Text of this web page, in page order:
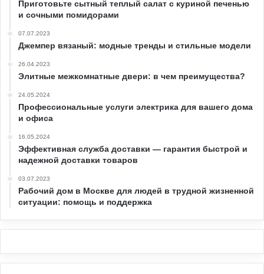
Приготовьте сытный теплый салат с куриной печенью
и сочными помидорами
07.07.2023
Джемпер вязаный: модные тренды и стильные модели
26.04.2023
Элитные межкомнатные двери: в чем преимущества?
24.05.2024
Профессиональные услуги электрика для вашего дома
и офиса
16.05.2024
Эффективная служба доставки — гарантия быстрой и
надежной доставки товаров
03.07.2023
Рабочий дом в Москве для людей в трудной жизненной
ситуации: помощь и поддержка